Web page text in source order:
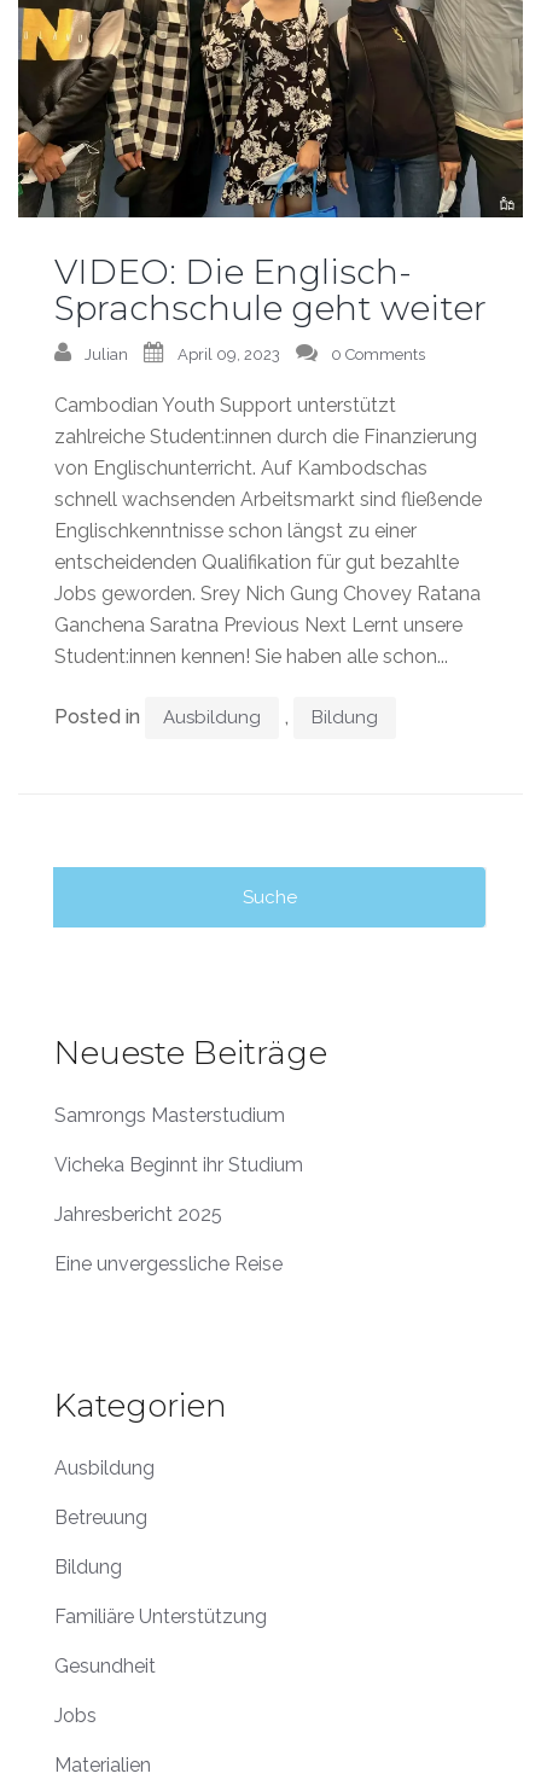
VIDEO: Die Englisch-
Sprachschule geht weiter
Julian April 09, 2023 0 Comments
Cambodian Youth Support unterstützt
zahlreiche Student:innen durch die Finanzierung
von Englischunterricht. Auf Kambodschas
schnell wachsenden Arbeitsmarkt sind fließende
Englischkenntnisse schon längst zu einer
entscheidenden Qualifikation für gut bezahlte
Jobs geworden. Srey Nich Gung Chovey Ratana
Ganchena Saratna Previous Next Lernt unsere
Student:innen kennen! Sie haben alle schon...
Posted in Ausbildung , Bildung
Neueste Beiträge
Samrongs Masterstudium
Vicheka Beginnt ihr Studium
Jahresbericht 2025
Eine unvergessliche Reise
Kategorien
Ausbildung
Betreuung
Bildung
Familiäre Unterstützung
Gesundheit
Jobs
Materialien